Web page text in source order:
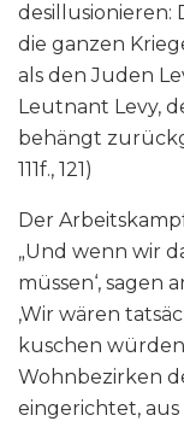
desillusionieren:
die ganzen
als den Juden
Leutnant Levy,
behängt
111f., 121)
Der
„Und wenn wir
müssen‘, sagen
‚Wir wären
kuschen
Wohnbezirken
eingerichtet,